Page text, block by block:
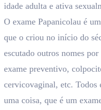
idade adulta e ativa
O exame Papanicolau é
que o criou no início do
escutado outros nomes
exame preventivo,
cervicovaginal, etc. Todos
uma coisa, que é um